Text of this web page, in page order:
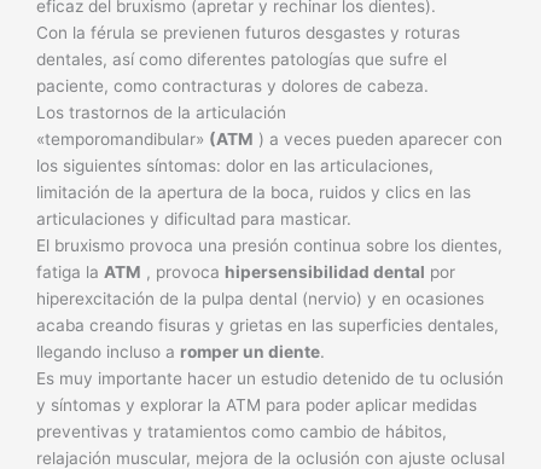
eficaz del bruxismo (apretar y rechinar los dientes).
Con la férula se previenen futuros desgastes y roturas
dentales, así como diferentes patologías que sufre el
paciente, como contracturas y dolores de cabeza.
Los trastornos de la articulación
«temporomandibular» (ATM ) a veces pueden aparecer con
los siguientes síntomas: dolor en las articulaciones,
limitación de la apertura de la boca, ruidos y clics en las
articulaciones y dificultad para masticar.
El bruxismo provoca una presión continua sobre los dientes,
fatiga la ATM , provoca hipersensibilidad dental por
hiperexcitación de la pulpa dental (nervio) y en ocasiones
acaba creando fisuras y grietas en las superficies dentales,
llegando incluso a romper un diente.
Es muy importante hacer un estudio detenido de tu oclusión
y síntomas y explorar la ATM para poder aplicar medidas
preventivas y tratamientos como cambio de hábitos,
relajación muscular, mejora de la oclusión con ajuste oclusal